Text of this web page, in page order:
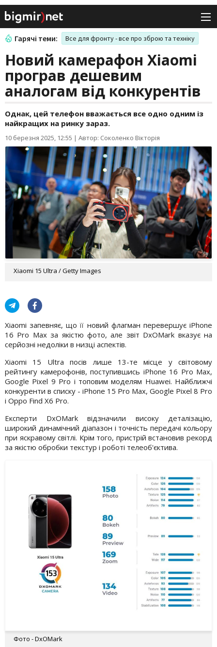
Гарячі теми: Все для фронту - все про зброю та техніку
Новий камерафон Xiaomi
програв дешевим
аналогам від конкурентів
Однак, цей телефон вважається все одно одним із
найкращих на ринку зараз.
10 березня 2025, 12:55 | Автор: Соколенко Вікторія
Xiaomi 15 Ultra / Getty Images
Xiaomi запевняє, що її новий флагман перевершує iPhone
16 Pro Max за якістю фото, але звіт DxOMark вказує на
серйозні недоліки в низці аспектів.
Xiaomi 15 Ultra посів лише 13-те місце у світовому
рейтингу камерофонів, поступившись iPhone 16 Pro Max,
Google Pixel 9 Pro і топовим моделям Huawei. Найближчі
конкуренти в списку - iPhone 15 Pro Max, Google Pixel 8 Pro
і Oppo Find X6 Pro.
Експерти DxOMark відзначили високу деталізацію,
широкий динамічний діапазон і точність передачі кольору
при яскравому світлі. Крім того, пристрій встановив рекорд
за якістю обробки текстур і роботі телеоб'єктива.
Фото - DxOMark